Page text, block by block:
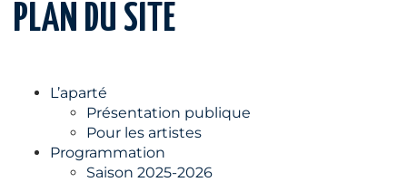
PLAN DU SITE
L’aparté
Présentation publique
Pour les artistes
Programmation
Saison 2025-2026